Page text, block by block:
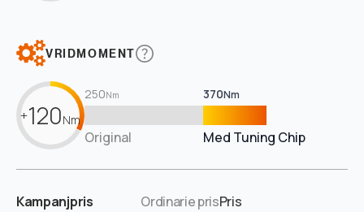
VRIDMOMENT
+120Nm
250Nm 370Nm
Original Med Tuning Chip
Kampanjpris Ordinarie prisPris